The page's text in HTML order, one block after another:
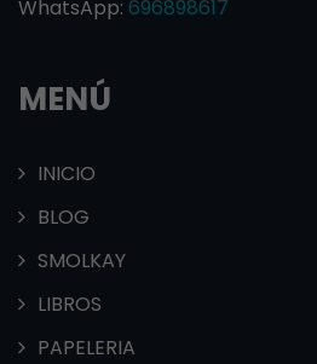
WhatsApp: 696898617
MENÚ
INICIO
BLOG
SMOLKAY
LIBROS
PAPELERIA